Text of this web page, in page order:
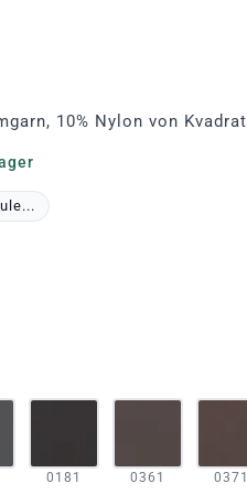
10% Nylon von Kvadrat
0181 0361 0371